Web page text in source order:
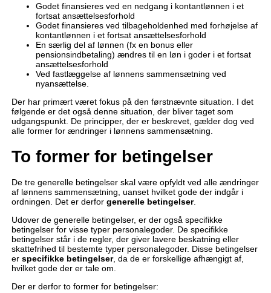
Godet finansieres ved en nedgang i kontantlønnen i et
fortsat ansættelsesforhold
Godet finansieres ved tilbageholdenhed med forhøjelse af
kontantlønnen i et fortsat ansættelsesforhold
En særlig del af lønnen (fx en bonus eller
pensionsindbetaling) ændres til en løn i goder i et fortsat
ansættelsesforhold
Ved fastlæggelse af lønnens sammensætning ved
nyansættelse.
Der har primært været fokus på den førstnævnte situation. I det
følgende er det også denne situation, der bliver taget som
udgangspunkt. De principper, der er beskrevet, gælder dog ved
alle former for ændringer i lønnens sammensætning.
To former for betingelser
De tre generelle betingelser skal være opfyldt ved alle ændringer
af lønnens sammensætning, uanset hvilket gode der indgår i
ordningen. Det er derfor generelle betingelser.
Udover de generelle betingelser, er der også specifikke
betingelser for visse typer personalegoder. De specifikke
betingelser står i de regler, der giver lavere beskatning eller
skattefrihed til bestemte typer personalegoder. Disse betingelser
er specifikke betingelser, da de er forskellige afhængigt af,
hvilket gode der er tale om.
Der er derfor to former for betingelser: